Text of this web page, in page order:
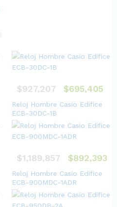
$927,207 $695,405
Reloj Hombre Casio Edifice
ECB-30DC-1B
$1,189,857 $892,393
Reloj Hombre Casio Edifice
ECB-900MDC-1ADR